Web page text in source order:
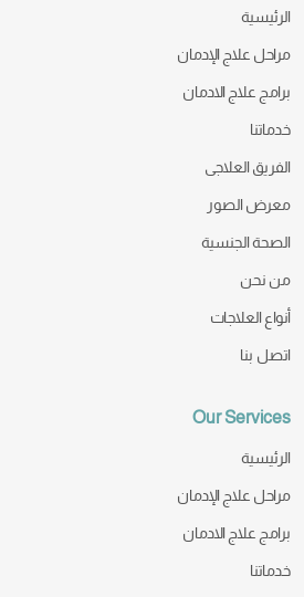
الرئيسية
مراحل علاج الإدمان
برامج علاج الادمان
خدماتنا
الفريق العلاجى
معرض الصور
الصحة الجنسية
من نحن
أنواع العلاجات
اتصل بنا
Our Services
الرئيسية
مراحل علاج الإدمان
برامج علاج الادمان
خدماتنا